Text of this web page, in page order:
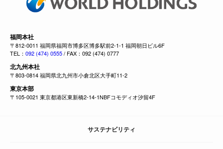
福岡本社
〒812-0011 福岡県福岡市博多区博多駅前2-1-1 福岡朝日ビル6F
TEL： 092 (474) 0555/ FAX：092 (474) 0777
北九州本社
〒803-0814 福岡県北九州市小倉北区大手町11-2
東京本部
〒105-0021 東京都港区東新橋2-14-1NBFコモディオ汐留4F
サステナビリティ